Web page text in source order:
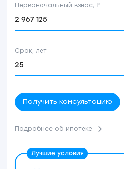
Первоначальный взнос, ₽
Срок, лет
Получить консультацию
Подробнее об ипотеке